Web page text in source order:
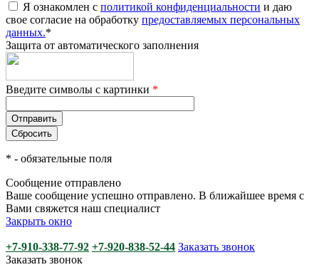
Я ознакомлен с политикой конфиденциальности и даю
свое согласие на обработку предоставляемых персональных
данных.*
Защита от автоматического заполнения
Введите символы с картинки *
* - обязательные поля
Сообщение отправлено
Ваше сообщение успешно отправлено. В ближайшее время с
Вами свяжется наш специалист
Закрыть окно
+7-910-338-77-92 +7-920-838-52-44 Заказать звонок
Заказать звонок